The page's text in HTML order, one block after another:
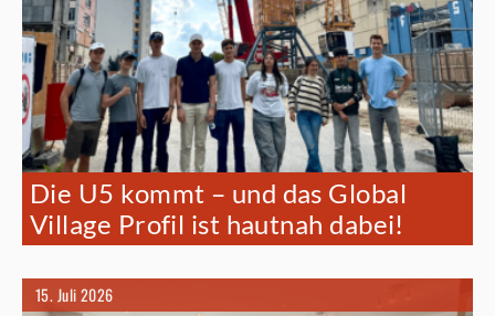
Die U5 kommt – und das Global
Village Profil ist hautnah dabei!
15. Juli 2026